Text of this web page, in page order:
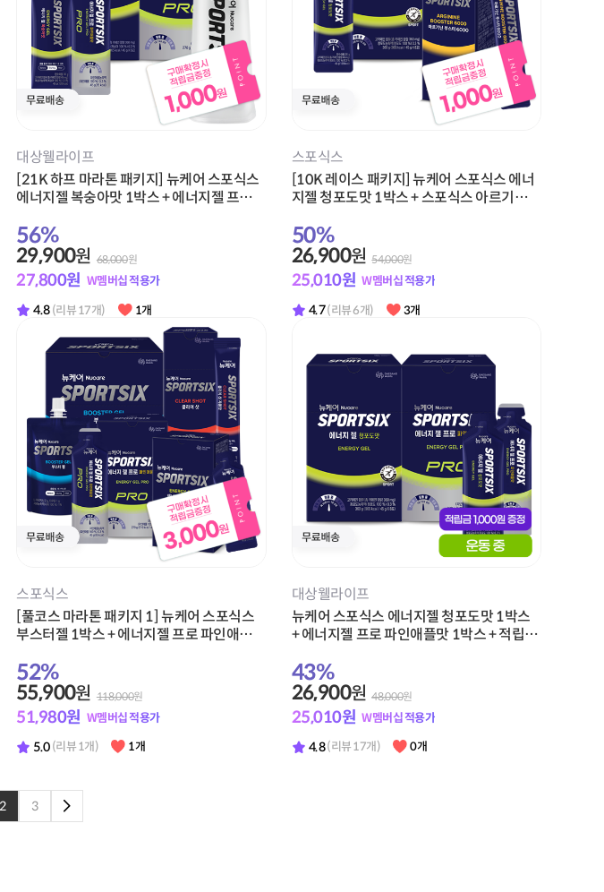
대상웰라이프
[21K 하프 마라톤 패키지] 뉴케어 스포식스
에너지젤 복숭아맛 1박스 + 에너지젤 프로
적립금 1,000원 증정
56%
29,900원 68,000원
27,800원 W멤버십 적용가
4.8 (리뷰 17개) 1개
스포식스
[10K 레이스 패키지] 뉴케어 스포식스 에너
지젤 청포도맛 1박스 + 스포식스 아르기닌
50%
26,900원 54,000원
25,010원 W멤버십 적용가
4.7(리뷰 6개) 3개
스포식스
[풀코스 마라톤 패키지 1] 뉴케어 스포식스
부스터젤 1박스 + 에너지젤 프로 파인애플
어샷 1박스 + 적립금 3,000원 증정
52%
55,900원 118,000원
51,980원 W멤버십 적용가
5.0 (리뷰 1개) 1개
대상웰라이프
뉴케어 스포식스 에너지젤 청포도맛 1박스
+ 에너지젤 프로 파인애플맛 1박스 + 적립금
43%
26,900원 48,000원
25,010원 W멤버십 적용가
4.8(리뷰 17개) 0개
2
3
다음페이지로